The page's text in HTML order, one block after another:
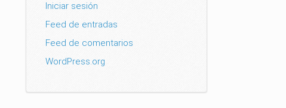
Iniciar sesión
Feed de entradas
Feed de comentarios
WordPress.org